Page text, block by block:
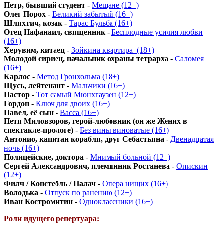
Петр, бывший студент - Мещане (12+)
Олег Порох - Великий забытый (16+)
Шляхтич, козак - Тарас Бульба (16+)
Отец Нафанаил, священник - Бесплодные усилия любви
(16+)
Херувим, китаец - Зойкина квартира_(18+)
Молодой сириец, начальник охраны тетрарха - Саломея
(16+)
Карлос - Метод Гронхольма (18+)
Щусь, лейтенант - Мальчики (16+)
Пастор - Тот самый Мюнхгаузен (12+)
Гордон - Ключ для двоих (16+)
Павел, её сын - Васса (16+)
Петя Миловзоров, герой-любовник (он же Жених в
спектакле-прологе) - Без вины виноватые (16+)
Антонио, капитан корабля, друг Себастьяна - Двенадцатая
ночь (16+)
Полицейские, доктора - Мнимый больной (12+)
Сергей Александрович, племянник Ростанева - Опискин
(12+)
Филч / Констебль / Палач - Опера нищих (16+)
Володька - Отпуск по ранению (12+)
Иван Костромитин - Одноклассники (16+)
Роли идущего репертуара: